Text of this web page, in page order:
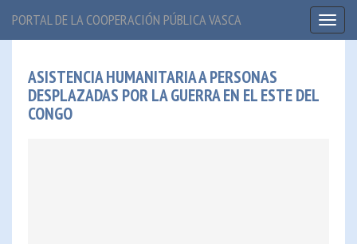
PORTAL DE LA COOPERACIÓN PÚBLICA VASCA
ASISTENCIA HUMANITARIA A PERSONAS
DESPLAZADAS POR LA GUERRA EN EL ESTE DEL
CONGO